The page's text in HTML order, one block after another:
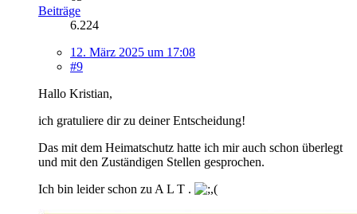
Beiträge
6.224
12. März 2025 um 17:08
#9
Hallo Kristian,
ich gratuliere dir zu deiner Entscheidung!
Das mit dem Heimatschutz hatte ich mir auch schon überlegt
und mit den Zuständigen Stellen gesprochen.
Ich bin leider schon zu A L T .